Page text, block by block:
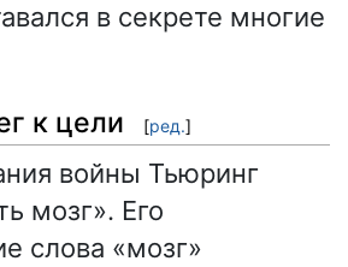
в секрете многие
к цели [ред.]
войны Тьюринг
мозг». Его
слова «мозг»